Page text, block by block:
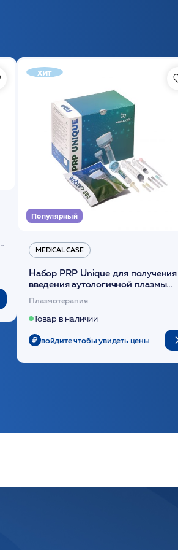
хит
Популярный
MEDICAL CASE
Набор PRP Unique для
введения аутологичной плазмы
(саше 1шт)/Medical Case
Плазмотерапия
Товар в наличии
войдите чтобы увидеть цены